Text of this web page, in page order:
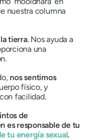
nuestra columna
tierra. Nos ayuda a
una
.
nos sentimos
físico, y
facilidad.
de
es responsable de tu
tu energía sexual.